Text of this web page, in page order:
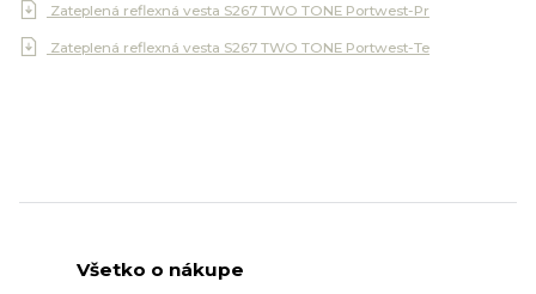
Zateplená reflexná vesta S267 TWO TONE Portwest-Pr
Zateplená reflexná vesta S267 TWO TONE Portwest-Te
Všetko o nákupe